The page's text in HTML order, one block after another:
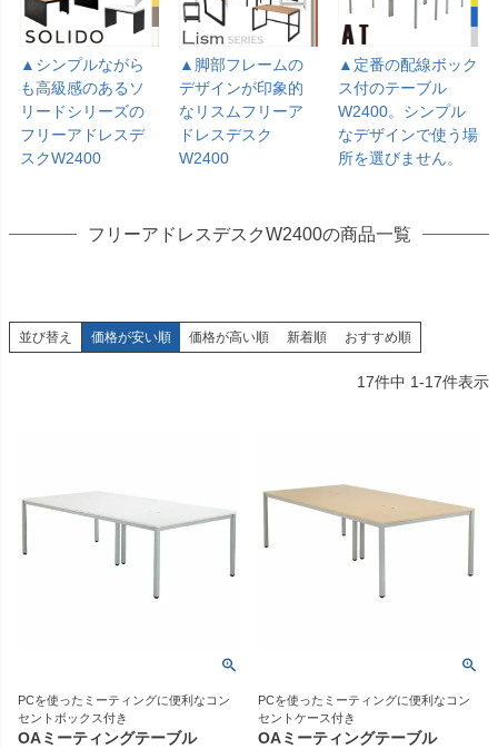
▲シンプルながら
も高級感のあるソ
リードシリーズの
フリーアドレスデ
スクW2400
▲脚部フレームの
デザインが印象的
なリスムフリーア
ドレスデスク
W2400
▲定番の配線ボック
ス付のテーブル
W2400。シンプル
なデザインで使う場
所を選びません。
フリーアドレスデスクW2400の商品一覧
並び替え 価格が安い順 価格が高い順 新着順 おすすめ順
17件中 1-17件表示
PCを使ったミーティングに便利なコン
セントボックス付き
OAミーティングテーブル
PCを使ったミーティングに便利なコン
セントケース付き
OAミーティングテーブル